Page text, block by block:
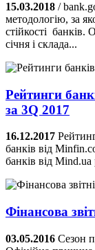
15.03.2018 /
методологію, за
стійкості банків.
січня і склада...
Рейтинги
за 3Q 2017
16.12.2017
банків від
банків від
Фінансова
03.05.2016 Сезон